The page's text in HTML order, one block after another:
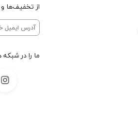
از تخفیف‌ها
ما را در